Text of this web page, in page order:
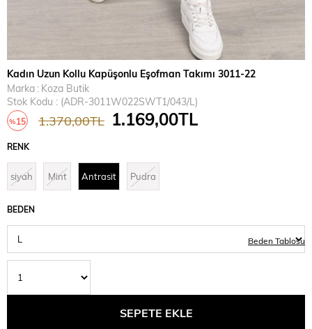
Kadın Uzun Kollu Kapüşonlu Eşofman Takımı 3011-22
Marka : Koza Butik
Stok Kodu
(ADR-3011W022SWT1/043/L)
%15
İndirim
1.370,00TL 1.169,00TL
RENK
siyah Mint Antrasit Pudra
BEDEN
Beden Tablosu